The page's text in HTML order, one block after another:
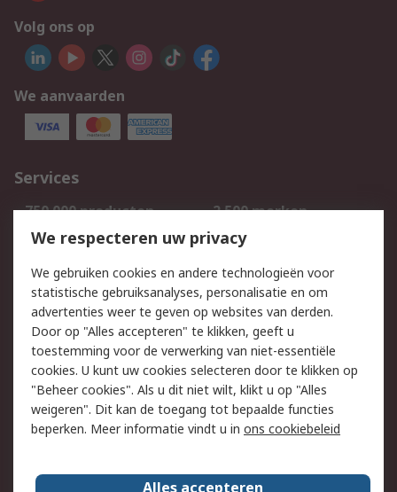
Volg ons op
We aanvaarden
Services
750.000 producten
2.500 merken
Bestellen
Inkoopoplossingen
Track & Trace
Wettelijk
Cookiebeleid
Email veiligheid
Privacybeleid
Websitevoorwaarden
Algemene
verkoopvoorwaarden
Over RS
We respecteren uw privacy
We gebruiken cookies en andere technologieën voor
statistische gebruiksanalyses, personalisatie en om
advertenties weer te geven op websites van derden.
Door op "Alles accepteren" te klikken, geeft u
toestemming voor de verwerking van niet-essentiële
cookies. U kunt uw cookies selecteren door te klikken op
"Beheer cookies". Als u dit niet wilt, klikt u op "Alles
weigeren". Dit kan de toegang tot bepaalde functies
beperken. Meer informatie vindt u in ons cookiebeleid
Alles accepteren